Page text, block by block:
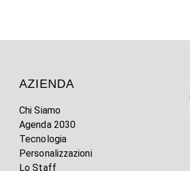
AZIENDA
Chi Siamo
Agenda 2030
Tecnologia
Personalizzazioni
Lo Staff